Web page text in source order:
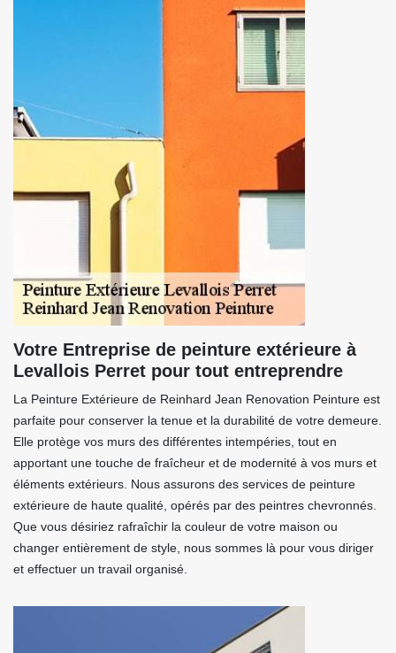
Votre Entreprise de peinture extérieure à
Levallois Perret pour tout entreprendre
La Peinture Extérieure de Reinhard Jean Renovation Peinture est
parfaite pour conserver la tenue et la durabilité de votre demeure.
Elle protège vos murs des différentes intempéries, tout en
apportant une touche de fraîcheur et de modernité à vos murs et
éléments extérieurs. Nous assurons des services de peinture
extérieure de haute qualité, opérés par des peintres chevronnés.
Que vous désiriez rafraîchir la couleur de votre maison ou
changer entièrement de style, nous sommes là pour vous diriger
et effectuer un travail organisé.